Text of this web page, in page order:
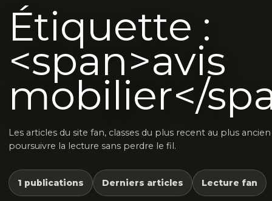
Étiquette :
<span>avis
mobilier</
Les articles du site fan, classes du plus recent au plus
poursuivre la lecture sans perdre le fil.
1 publications Derniers articles Lecture fan